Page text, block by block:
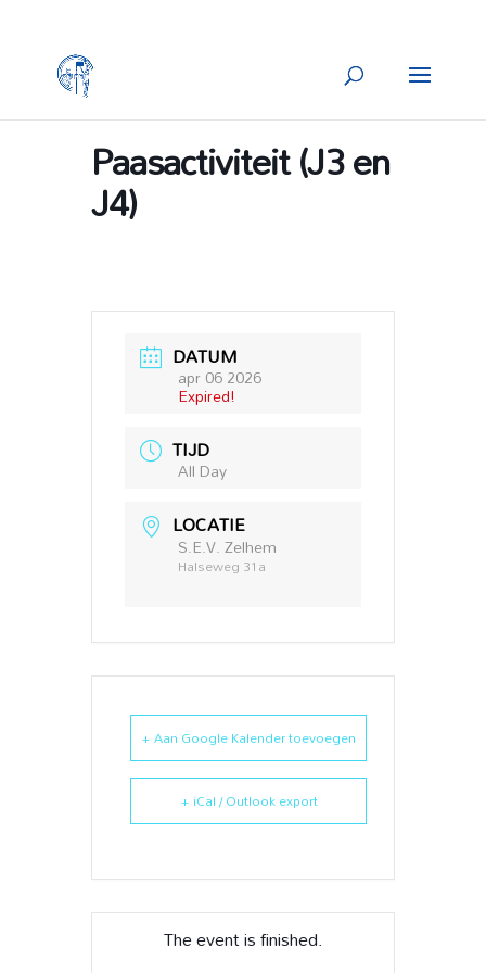
Paasactiviteit (J3 en
J4)
DATUM
apr 06 2026
Expired!
TIJD
All Day
LOCATIE
S.E.V. Zelhem
Halseweg 31a
+ Aan Google Kalender toevoegen
+ iCal / Outlook export
The event is finished.